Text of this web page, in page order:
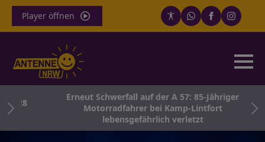
Player öffnen
Erneut Schwerfall auf der A 57: 85-Jähriger
Motorradfahrer bei Kamp-Lintfort
lebensgefährlich verletzt